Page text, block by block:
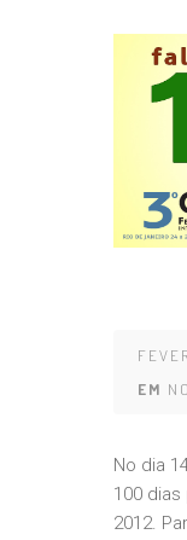
EM
No dia
100
2012.